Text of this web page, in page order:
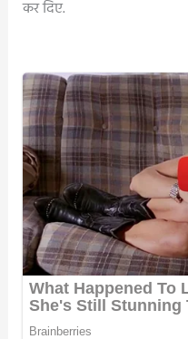
कर दिए.